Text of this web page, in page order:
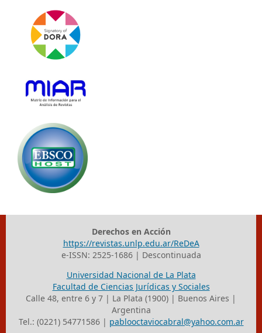
Derechos en Acción
https://revistas.unlp.edu.ar/ReDeA
e-ISSN: 2525-1686 | Descontinuada
Universidad Nacional de La Plata
Facultad de Ciencias Jurídicas y Sociales
Calle 48, entre 6 y 7 | La Plata (1900) | Buenos Aires |
Argentina
Tel.: (0221) 54771586 | pablooctaviocabral@yahoo.com.ar